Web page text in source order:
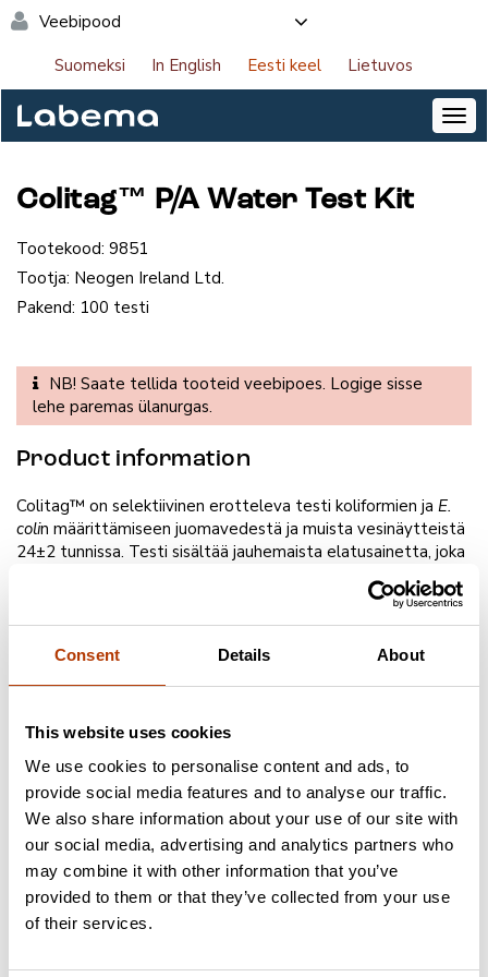
Consent Details About
This website uses cookies
We use cookies to personalise content and ads, to
provide social media features and to analyse our traffic.
We also share information about your use of our site with
our social media, advertising and analytics partners who
may combine it with other information that you’ve
provided to them or that they’ve collected from your use
of their services.
Suomeksi In English Eesti keel Lietuvos
Veebipood
Colitag™ P/A Water Test Kit
Tootekood: 9851
Tootja: Neogen Ireland Ltd.
Pakend: 100 testi
NB! Saate tellida tooteid veebipoes. Logige sisse
lehe paremas ülanurgas.
Product information
Colitag™ on selektiivinen erotteleva testi koliformien ja E.
colin määrittämiseen juomavedestä ja muista vesinäytteistä
24±2 tunnissa. Testi sisältää jauhemaista elatusainetta, joka
lisätään näytteeseen. Testituloksen saaminen ei edellytä
muita toimenpiteitä tai jatkovarmistuksia. Colitag™-
menetelmän herkkyys on 1 pesäkkeitä muodostava yksikkö
a tai muita koliformeja / 100ml (1 pmy/100ml). Colitag™
on suunniteltu käytettäväksi henkilöiden toimesta, jotka
hallitsevat asianmukaiset aseptiset työtavat
Testin käyttö:
100 ml näytettä sekoitetaan Colitag™in kanssa ja
inkuboidaan 35.0°C ± 0.5°C asteessa 24 ± 2 tuntia. Jos
näytteessä on koliformeja, näyte värjäytyy lähes
värittömästä läpikuultavan keltaiseksi. Jos näyte sisältää
E.colia, kirkaan sininen fluorensenssi voidaan havaita
altistamalla näyte pitkäaaltoiselle (266 nm) UV-valolle 3-4
cm etäisyydeltä.